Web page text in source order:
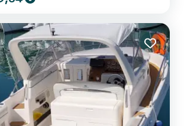
aan uw reisroute. Neem contact met ons op om
uw voorkeurslocatie te bespreken. Brandstof: Let op dat brandst...